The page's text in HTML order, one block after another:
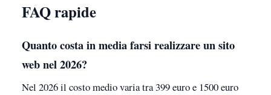
FAQ rapide
Quanto costa in media farsi realizzare un sito
web nel 2026?
Nel 2026 il costo medio varia tra 399 euro e 1500 euro